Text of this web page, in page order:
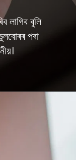
লাগিব বুলি
পৰা